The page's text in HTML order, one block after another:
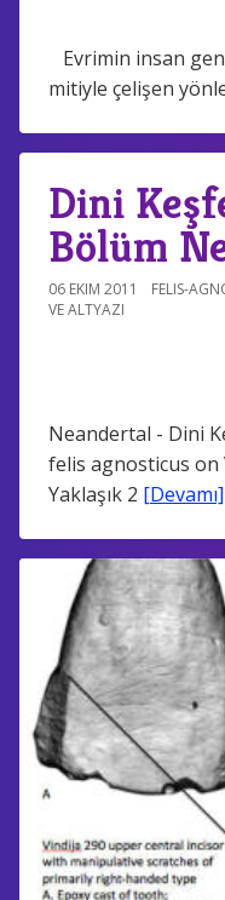
Evrimin insan
mitiyle çelişen
Dini
Bölüm
06 EKIM 2011 FELIS-
VE ALTYAZI
Neandertal - Dini
felis agnosticus on
Yaklaşık 2 [Devamı]